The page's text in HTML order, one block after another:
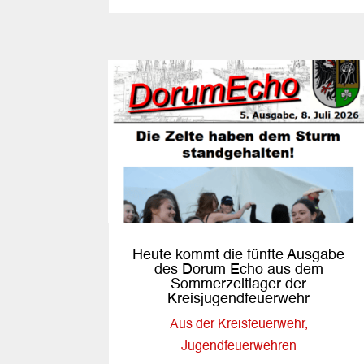
Heute kommt die fünfte Ausgabe
des Dorum Echo aus dem
Sommerzeltlager der
Kreisjugendfeuerwehr
Aus der Kreisfeuerwehr,
Jugendfeuerwehren